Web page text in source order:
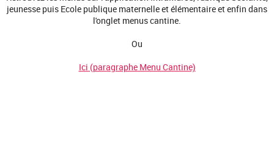
jeunesse puis Ecole publique maternelle et élémentaire et enfin dans
l'onglet menus cantine.
Ou
Ici (paragraphe Menu Cantine)